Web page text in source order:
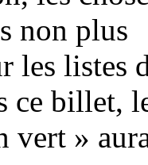
non plus
les listes
ce billet,
vert »